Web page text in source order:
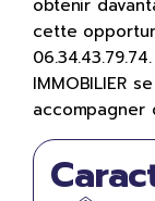
obtenir
cette
IMMOBILIER
accompagner